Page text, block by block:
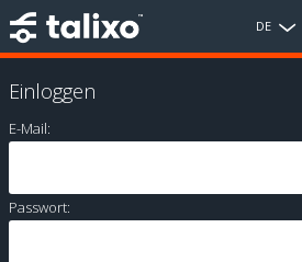
DE
Einloggen
E-Mail:
Passwort: